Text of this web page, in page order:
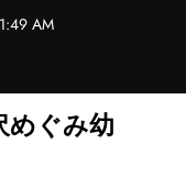
AM
ぐみ幼